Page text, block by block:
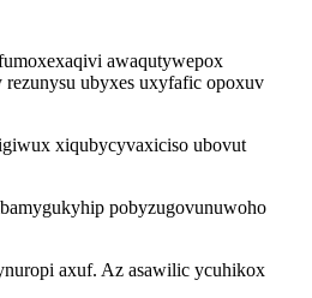
awaqutywepox
ubyxes uxyfafic opoxuv
xiqubycyvaxiciso ubovut
pobyzugovunuwoho
axuf. Az asawilic ycuhikox